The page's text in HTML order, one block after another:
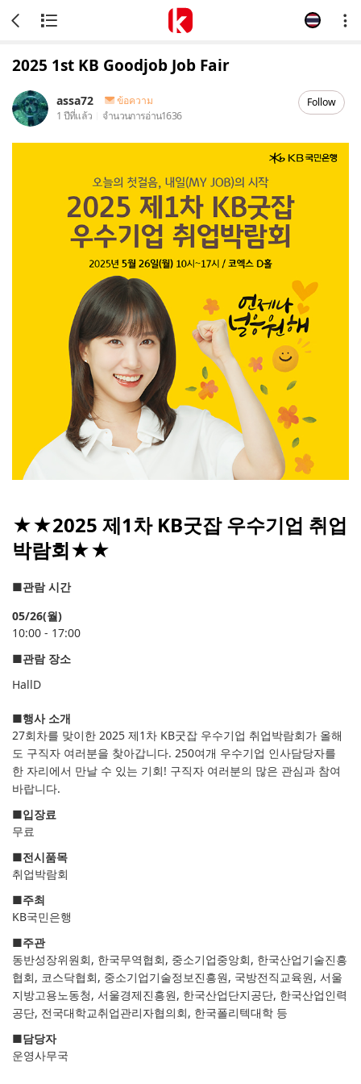
2025 1st KB Goodjob Job Fair
assa72
ข้อความ
1 ปีที่แล้ว
จำนวนการอ่าน1636
Follow
★★2025 제1차 KB굿잡 우수기업 취업
박람회★★
■관람 시간
05/26(월)
10:00 - 17:00
■관람 장소
HallD
■행사 소개
27회차를 맞이한 2025 제1차 KB굿잡 우수기업 취업박람회가 올해
도 구직자 여러분을 찾아갑니다. 250여개 우수기업 인사담당자를
한 자리에서 만날 수 있는 기회! 구직자 여러분의 많은 관심과 참여
바랍니다.
■입장료
무료
■전시품목
취업박람회
■주최
KB국민은행
■주관
동반성장위원회, 한국무역협회, 중소기업중앙회, 한국산업기술진흥
협회, 코스닥협회, 중소기업기술정보진흥원, 국방전직교육원, 서울
지방고용노동청, 서울경제진흥원, 한국산업단지공단, 한국산업인력
공단, 전국대학교취업관리자협의회, 한국폴리텍대학 등
■담당자
운영사무국